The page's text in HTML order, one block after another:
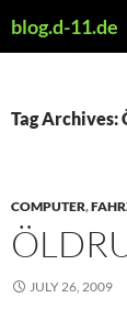
toblog.d-11.de
Tag
COMPUTER,
JULY 26, 2009